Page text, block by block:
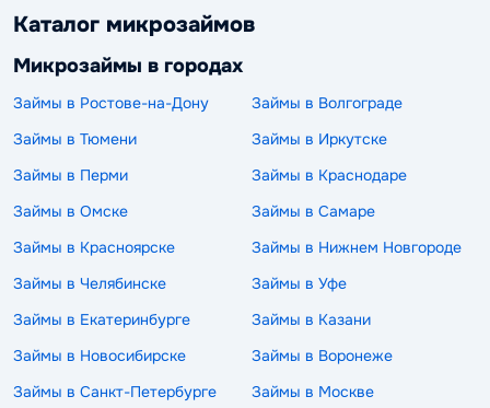
Каталог микрозаймов
Микрозаймы в городах
Займы в Ростове-на-Дону
Займы в Волгограде
Займы в Тюмени
Займы в Иркутске
Займы в Перми
Займы в Краснодаре
Займы в Омске
Займы в Самаре
Займы в Красноярске
Займы в Нижнем Новгороде
Займы в Челябинске
Займы в Уфе
Займы в Екатеринбурге
Займы в Казани
Займы в Новосибирске
Займы в Воронеже
Займы в Санкт-Петербурге
Займы в Москве